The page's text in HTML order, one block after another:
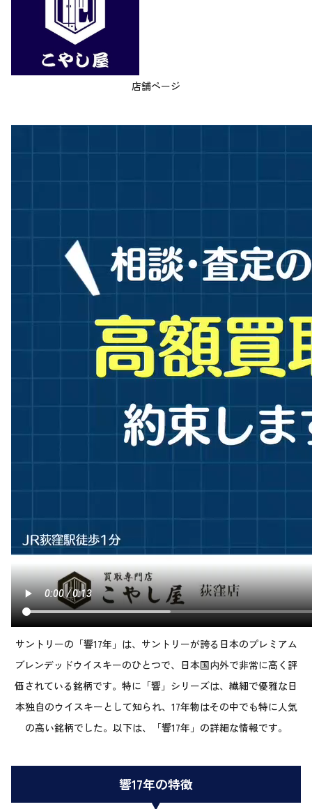
店舗ページ
サントリーの「響17年」は、サントリーが誇る日本のプレミアム
ブレンデッドウイスキーのひとつで、日本国内外で非常に高く評
価されている銘柄です。特に「響」シリーズは、繊細で優雅な日
本独自のウイスキーとして知られ、17年物はその中でも特に人気
の高い銘柄でした。以下は、「響17年」の詳細な情報です。
響17年の特徴